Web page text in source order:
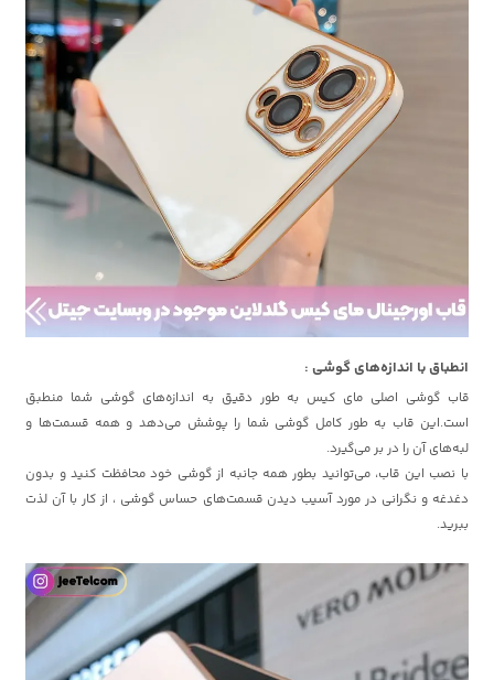
انطباق با اندازه‌های گوشی :
قاب گوشی اصلی مای کیس به طور دقیق به اندازه‌های گوشی شما منطبق
است.این قاب به طور کامل گوشی شما را پوشش می‌دهد و همه قسمت‌ها و
لبه‌های آن را در بر می‌گیرد.
با نصب این قاب، می‌توانید بطور همه جانبه از گوشی خود محافظت کنید و بدون
دغدغه و نگرانی در مورد آسیب دیدن قسمت‌های حساس گوشی ، از کار با آن لذت
ببرید.